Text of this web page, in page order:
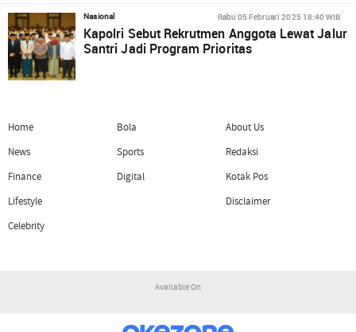
Nasional Rabu 05 Februari 2025 18:40 WIB
Kapolri Sebut Rekrutmen Anggota Lewat Jalur
Santri Jadi Program Prioritas
Home
News
Finance
Lifestyle
Celebrity
Bola
Sports
Digital
About Us
Redaksi
Kotak Pos
Disclaimer
Available On